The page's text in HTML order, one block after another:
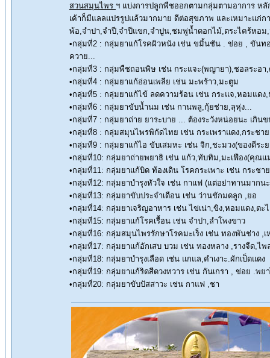
สวนสมุนไพร ฯ แบ่งการปลูกพืชออกตามกลุ่มตามอาการ ห
เค้าก็มีแลลแปรรูปแล้วมากมาย ดีต่อสุขภาพ และเหมาะแก่
พ้อ,จำปา,จำปี,จำปีแขก,จำปูน,ชมพู่น้ำดอกไม้,ตระไคร้หอ
•กลุ่มที่2 : กลุ่มยาแก้โรคผิวหนัง เช่น ขมิ้นชัน . ข่อย , ขันท
ควาย...
•กลุ่มที่3 : กลุ่มพืชถอนพิษ เช่น กระแจะ(พญายา),ชอลระอ
•กลุ่มที่4 : กลุ่มยาแก้อ่อนเพลีย เช่น มะพร้าว,มะตูม
•กลุ่มที่5 : กลุ่มยาแก้ไข้ ลดความร้อน เช่น กระแจ,หอมแดง
•กลุ่มที่6 : กลุ่มยาขับน้ำนม เช่น กานพลู,กุ้ยช่าย,ลุหุ่ง...
•กลุ่มที่7 : กลุ่มยาถ่าย ยาระบาย ... ต้องระวังหน่อยนะ เกิน
•กลุ่มที่8 : กลุ่มสมุนไพรพิกัดไทย เช่น กระเพราแดง,กระชา
•กลุ่มที่9 : กลุ่มยาแก้ไอ ขับเสมหะ เช่น จิก,ชะมวง(ของดีร
•กลุ่มที่10: กลุ่มยาถ่ายพยาธิ เช่น แก้ว,ทับทิม,มะเฟือง(คุณแ
•กลุ่มที่11: กลุ่มยาแก้บิด ท้องเดิน โรคกระเพาะ เช่น กระชา
•กลุ่มที่12: กลุ่มยาบำรุงหัวใจ เช่น กาแฟ (แต่อย่าทานมากน
•กลุ่มที่13: กลุ่มยาขับประจำเดือน เช่น ว่านชักมดลูก ,ยอ
•กลุ่มที่14: กลุ่มยาเจริญอาหาร เช่น ไข่เน่า,ขิง,หอมแดง,ตะ
•กลุ่มที่15: กลุ่มยาแก้โรคเรื้อน เช่น จำปา,ลำโพงขาว
•กลุ่มที่16: กลุ่มสมุนไพรรักษาโรคมะเร็ง เช่น ทองพันช่าง ,
•กลุ่มที่17: กลุ่มยาแก้อักเสบ บวม เช่น ทองหลาง ,รางจืด,ไพ
•กลุ่มที่18: กลุ่มยาบำรุงเลือด เช่น แกแล,คำเงาะ.ผักเป็ดแดง
•กลุ่มที่19: กลุ่มยาแก้ริดสีดวงทวาร เช่น กันเกรา , ข่อย .พย
•กลุ่มที่20: กลุ่มยาขับปัสสาวะ เช่น กาแฟ ,ชา